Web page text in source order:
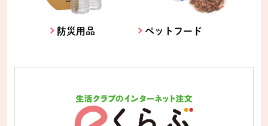
防災用品 ペットフード